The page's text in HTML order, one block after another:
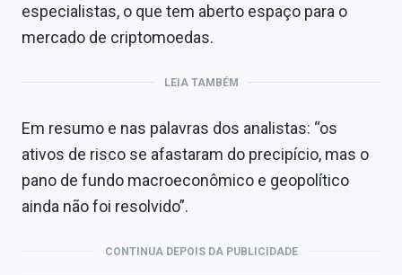
especialistas, o que tem aberto espaço para o
mercado de criptomoedas.
LEIA TAMBÉM
Em resumo e nas palavras dos analistas: “os
ativos de risco se afastaram do precipício, mas o
pano de fundo macroeconômico e geopolítico
ainda não foi resolvido”.
CONTINUA DEPOIS DA PUBLICIDADE